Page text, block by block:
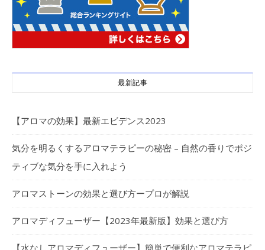
最新記事
【アロマの効果】最新エビデンス2023
気分を明るくするアロマテラピーの秘密 – 自然の香りでポジ
ティブな気分を手に入れよう
アロマストーンの効果と選び方ープロが解説
アロマディフューザー【2023年最新版】効果と選び方
【水なしアロマディフューザー】簡単で便利なアロマテラピ